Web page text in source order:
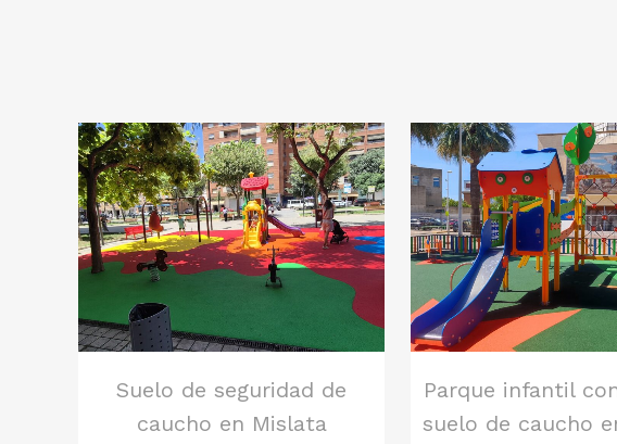
ver
Suelo de seguridad de
caucho en Mislata
ver
Parque infantil
suelo de caucho